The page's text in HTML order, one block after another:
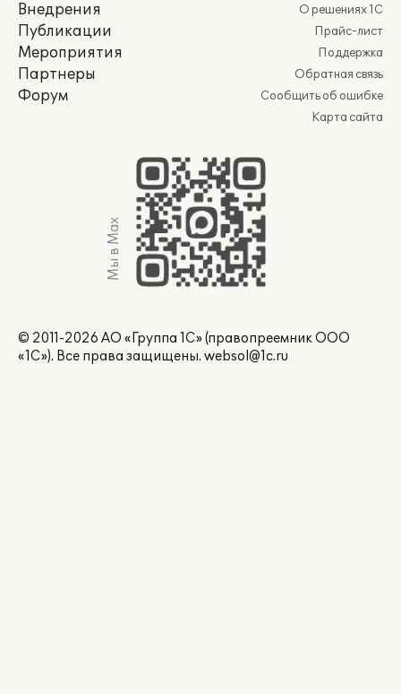
Внедрения
Публикации
Мероприятия
Партнеры
Форум
О решениях 1С
Прайс-лист
Поддержка
Обратная связь
Сообщить об ошибке
Карта сайта
Мы в Max
© 2011-2026 АО «Группа 1С» (правопреемник ООО
«1С»). Все права защищены. websol@1c.ru